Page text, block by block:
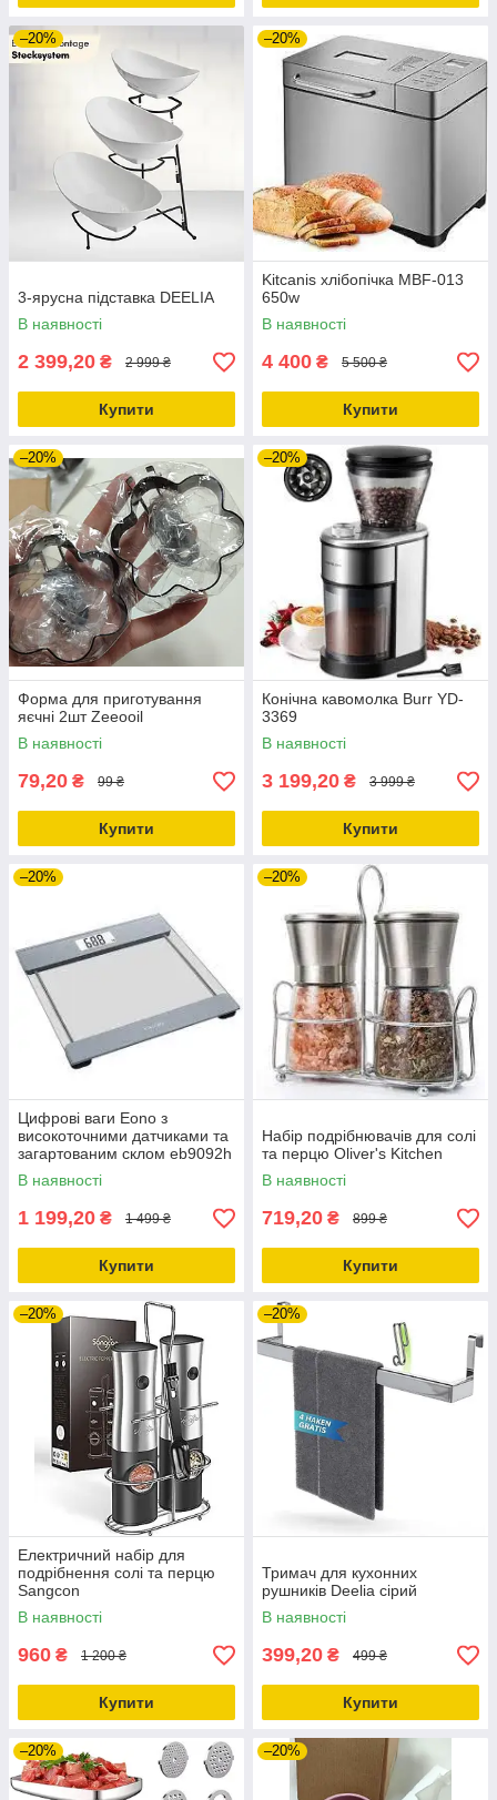
–20%
3-ярусна підставка DEELIA
В наявності
2 399,20 ₴ 2 999 ₴
Купити
–20%
Kitcanis хлібопічка MBF-013
650w
В наявності
4 400 ₴ 5 500 ₴
Купити
–20%
Форма для приготування
яєчні 2шт Zeeooil
В наявності
79,20 ₴ 99 ₴
Купити
–20%
Конічна кавомолка Burr YD-
3369
В наявності
3 199,20 ₴ 3 999 ₴
Купити
–20%
Цифрові ваги Eono з
високоточними датчиками та
загартованим склом eb9092h
В наявності
1 199,20 ₴ 1 499 ₴
Купити
–20%
Набір подрібнювачів для солі
та перцю Oliver's Kitchen
В наявності
719,20 ₴ 899 ₴
Купити
–20%
Електричний набір для
подрібнення солі та перцю
Sangcon
В наявності
960 ₴ 1 200 ₴
Купити
–20%
Тримач для кухонних
рушників Deelia сірий
В наявності
399,20 ₴ 499 ₴
Купити
–20% –20%